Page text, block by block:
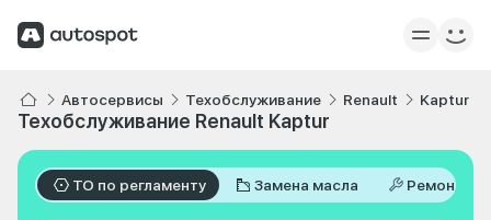
Автосервисы Техобслуживание Renault Kaptur
Техобслуживание Renault Kaptur
ТО по регламенту Замена масла Ремонт